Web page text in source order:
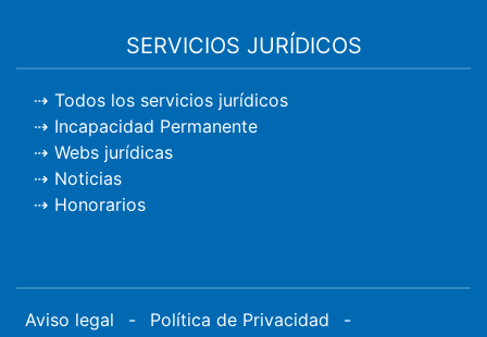
SERVICIOS JURÍDICOS
Todos los servicios jurídicos
Incapacidad Permanente
Webs jurídicas
Noticias
Honorarios
Aviso legal - Política de Privacidad
-